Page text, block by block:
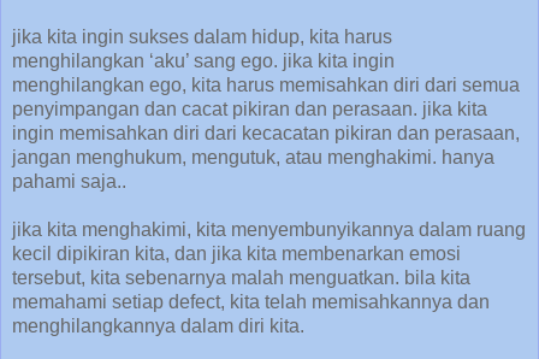
jika kita ingin sukses dalam hidup, kita harus
menghilangkan ‘aku’ sang ego. jika kita ingin
menghilangkan ego, kita harus memisahkan diri dari semua
penyimpangan dan cacat pikiran dan perasaan. jika kita
ingin memisahkan diri dari kecacatan pikiran dan perasaan,
jangan menghukum, mengutuk, atau menghakimi. hanya
pahami saja..
jika kita menghakimi, kita menyembunyikannya dalam ruang
kecil dipikiran kita, dan jika kita membenarkan emosi
tersebut, kita sebenarnya malah menguatkan. bila kita
memahami setiap defect, kita telah memisahkannya dan
menghilangkannya dalam diri kita.